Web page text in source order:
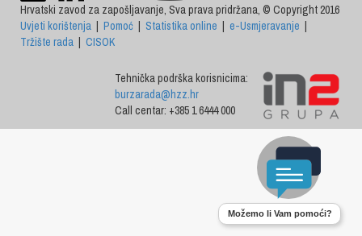
Hrvatski zavod za zapošljavanje, Sva prava pridržana, © Copyright 2016
Uvjeti korištenja | Pomoć | Statistika online | e-Usmjeravanje |
Tržište rada | CISOK
Tehnička podrška korisnicima:
burzarada@hzz.hr
Call centar: +385 1 6444 000